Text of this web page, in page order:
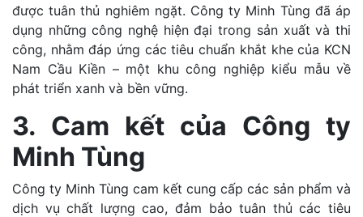
được tuân thủ nghiêm ngặt. Công ty Minh Tùng đã áp
dụng những công nghệ hiện đại trong sản xuất và thi
công, nhằm đáp ứng các tiêu chuẩn khắt khe của KCN
Nam Cầu Kiền – một khu công nghiệp kiểu mẫu về
phát triển xanh và bền vững.
3. Cam kết của Công ty
Minh Tùng
Công ty Minh Tùng cam kết cung cấp các sản phẩm và
dịch vụ chất lượng cao, đảm bảo tuân thủ các tiêu